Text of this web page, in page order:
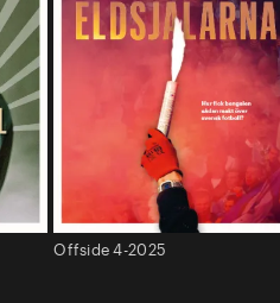
Offside 4-2025